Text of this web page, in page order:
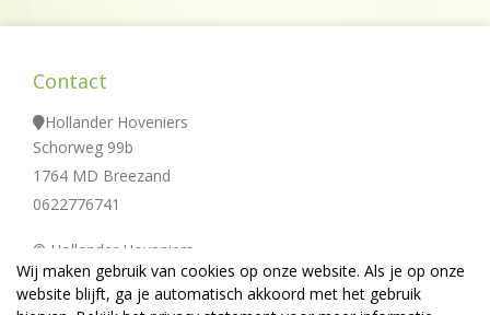
Contact
Hollander Hoveniers
Schorweg 99b
1764 MD Breezand
0622776741
© Hollander Hoveniers
Wij maken gebruik van cookies op onze website. Als je op onze
website blijft, ga je automatisch akkoord met het gebruik